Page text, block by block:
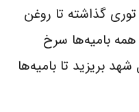
گذاشته تا روغن
بامیه‌ها سرخ
بریزید تا بامیه‌ها